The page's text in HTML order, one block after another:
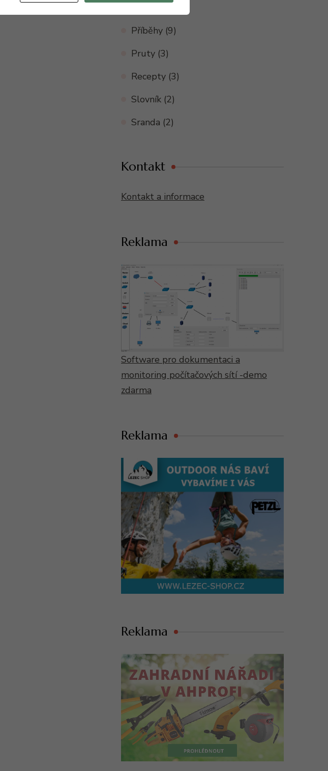
Příběhy (9)
Pruty (3)
Recepty (3)
Slovník (2)
Sranda (2)
Kontakt
Kontakt a informace
Reklama
Software pro dokumentaci a
monitoring počítačových sítí -demo
zdarma
Reklama
Reklama